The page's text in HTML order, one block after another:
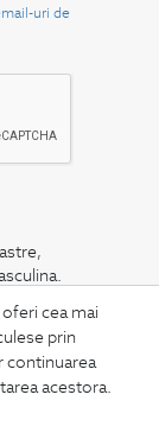
cea mai
prin
continuarea
acestora.
uri de